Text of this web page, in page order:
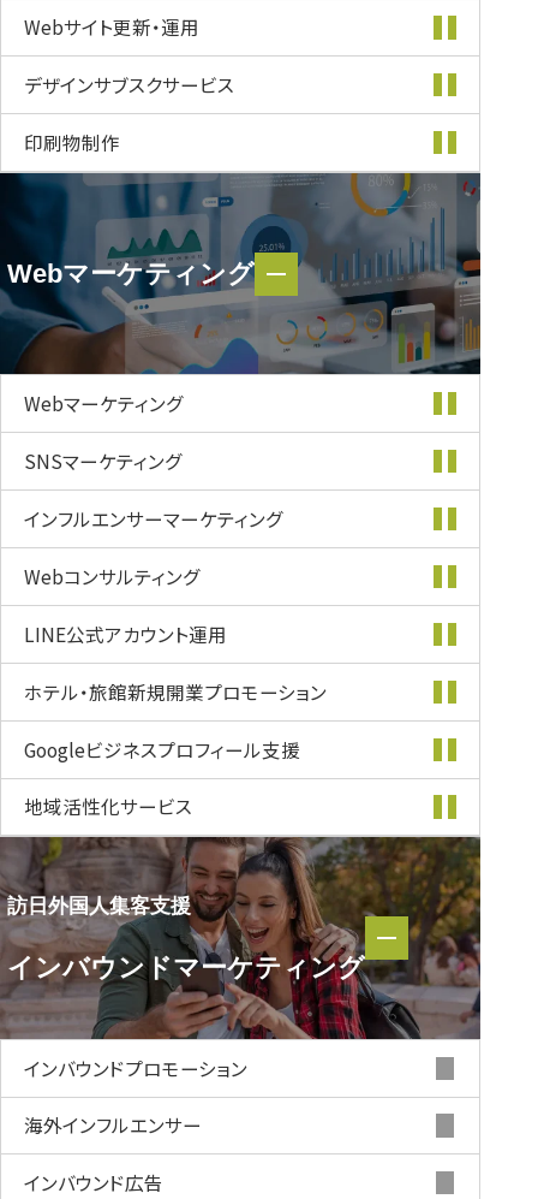
Webサイト更新・運用
デザインサブスクサービス
印刷物制作
Webマーケティング
Webマーケティング
Webマーケティング
SNSマーケティング
インフルエンサーマーケティング
Webコンサルティング
LINE公式アカウント運用
ホテル・旅館新規開業プロモーション
Googleビジネスプロフィール支援
地域活性化サービス
訪日外国人集客支援
インバウンド
マーケティング
訪日外国人集客支援
インバウンドマーケティング
インバウンドプロモーション
海外インフルエンサー
インバウンド広告